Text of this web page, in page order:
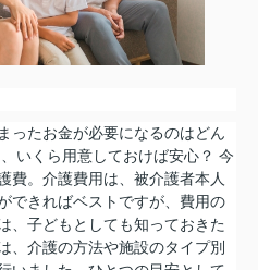
ったお金が必要になるのはどん
いくら用意しておけば安心？ 今
費。介護費用は、被介護者本人
できればベストですが、費用の
、子どもとしても知っておきた
、介護の方法や施設のタイプ別